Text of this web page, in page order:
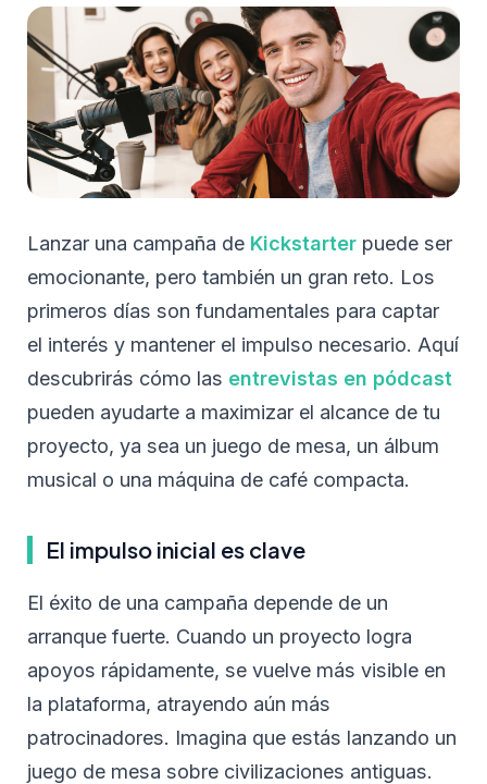
Lanzar una campaña de Kickstarter puede ser
emocionante, pero también un gran reto. Los
primeros días son fundamentales para captar
el interés y mantener el impulso necesario. Aquí
descubrirás cómo las entrevistas en pódcast
pueden ayudarte a maximizar el alcance de tu
proyecto, ya sea un juego de mesa, un álbum
musical o una máquina de café compacta.
El impulso inicial es clave
El éxito de una campaña depende de un
arranque fuerte. Cuando un proyecto logra
apoyos rápidamente, se vuelve más visible en
la plataforma, atrayendo aún más
patrocinadores. Imagina que estás lanzando un
juego de mesa sobre civilizaciones antiguas.